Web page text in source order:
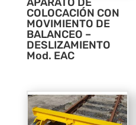
COLOCACIÓN CON
MOVIMIENTO DE
BALANCEO –
DESLIZAMIENTO
Mod. EAC